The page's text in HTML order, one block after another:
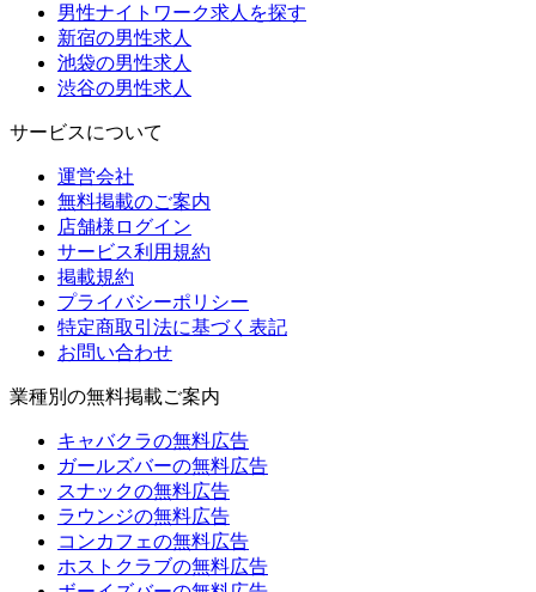
男性ナイトワーク求人を探す
新宿の男性求人
池袋の男性求人
渋谷の男性求人
サービスについて
運営会社
無料掲載のご案内
店舗様ログイン
サービス利用規約
掲載規約
プライバシーポリシー
特定商取引法に基づく表記
お問い合わせ
業種別の無料掲載ご案内
キャバクラの無料広告
ガールズバーの無料広告
スナックの無料広告
ラウンジの無料広告
コンカフェの無料広告
ホストクラブの無料広告